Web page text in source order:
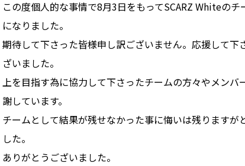
この度個人的な事情で8月3日をもってSCARZ Whiteの
になりました。
期待して下さった皆様申し訳ございません。応援して下
ざいました。
上を目指す為に協力して下さったチームの方々やメンバ
謝しています。
チームとして結果が残せなかった事に悔いは残りますが
した。
ありがとうございました。